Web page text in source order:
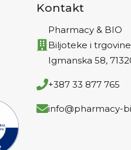
Kontakt
Pharmacy & BIO
Biljoteke i
Igmanska 58,
+387 33 877 765
info@pharmacy-